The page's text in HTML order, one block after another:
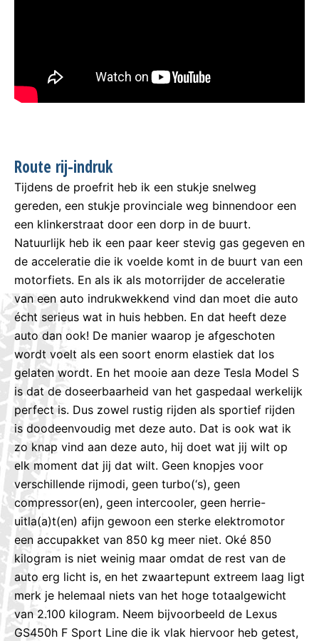
Route rij-indruk
Tijdens de proefrit heb ik een stukje snelweg
gereden, een stukje provinciale weg binnendoor een
een klinkerstraat door een dorp in de buurt.
Natuurlijk heb ik een paar keer stevig gas gegeven en
de acceleratie die ik voelde komt in de buurt van een
motorfiets. En als ik als motorrijder de acceleratie
van een auto indrukwekkend vind dan moet die auto
écht serieus wat in huis hebben. En dat heeft deze
auto dan ook! De manier waarop je afgeschoten
wordt voelt als een soort enorm elastiek dat los
gelaten wordt. En het mooie aan deze Tesla Model S
is dat de doseerbaarheid van het gaspedaal werkelijk
perfect is. Dus zowel rustig rijden als sportief rijden
is doodeenvoudig met deze auto. Dat is ook wat ik
zo knap vind aan deze auto, hij doet wat jij wilt op
elk moment dat jij dat wilt. Geen knopjes voor
verschillende rijmodi, geen turbo(‘s), geen
compressor(en), geen intercooler, geen herrie-
uitla(a)t(en) afijn gewoon een sterke elektromotor
een accupakket van 850 kg meer niet. Oké 850
kilogram is niet weinig maar omdat de rest van de
auto erg licht is, en het zwaartepunt extreem laag ligt
merk je helemaal niets van het hoge totaalgewicht
van 2.100 kilogram. Neem bijvoorbeeld de Lexus
GS450h F Sport Line die ik vlak hiervoor heb getest,